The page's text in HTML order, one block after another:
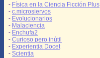
- Física en la Ciencia Ficción Plus
- c.microsiervos
- Evolucionarios
- Malaciencia
- Enchufa2
- Curioso pero inútil
- Experientia Docet
- Scientia